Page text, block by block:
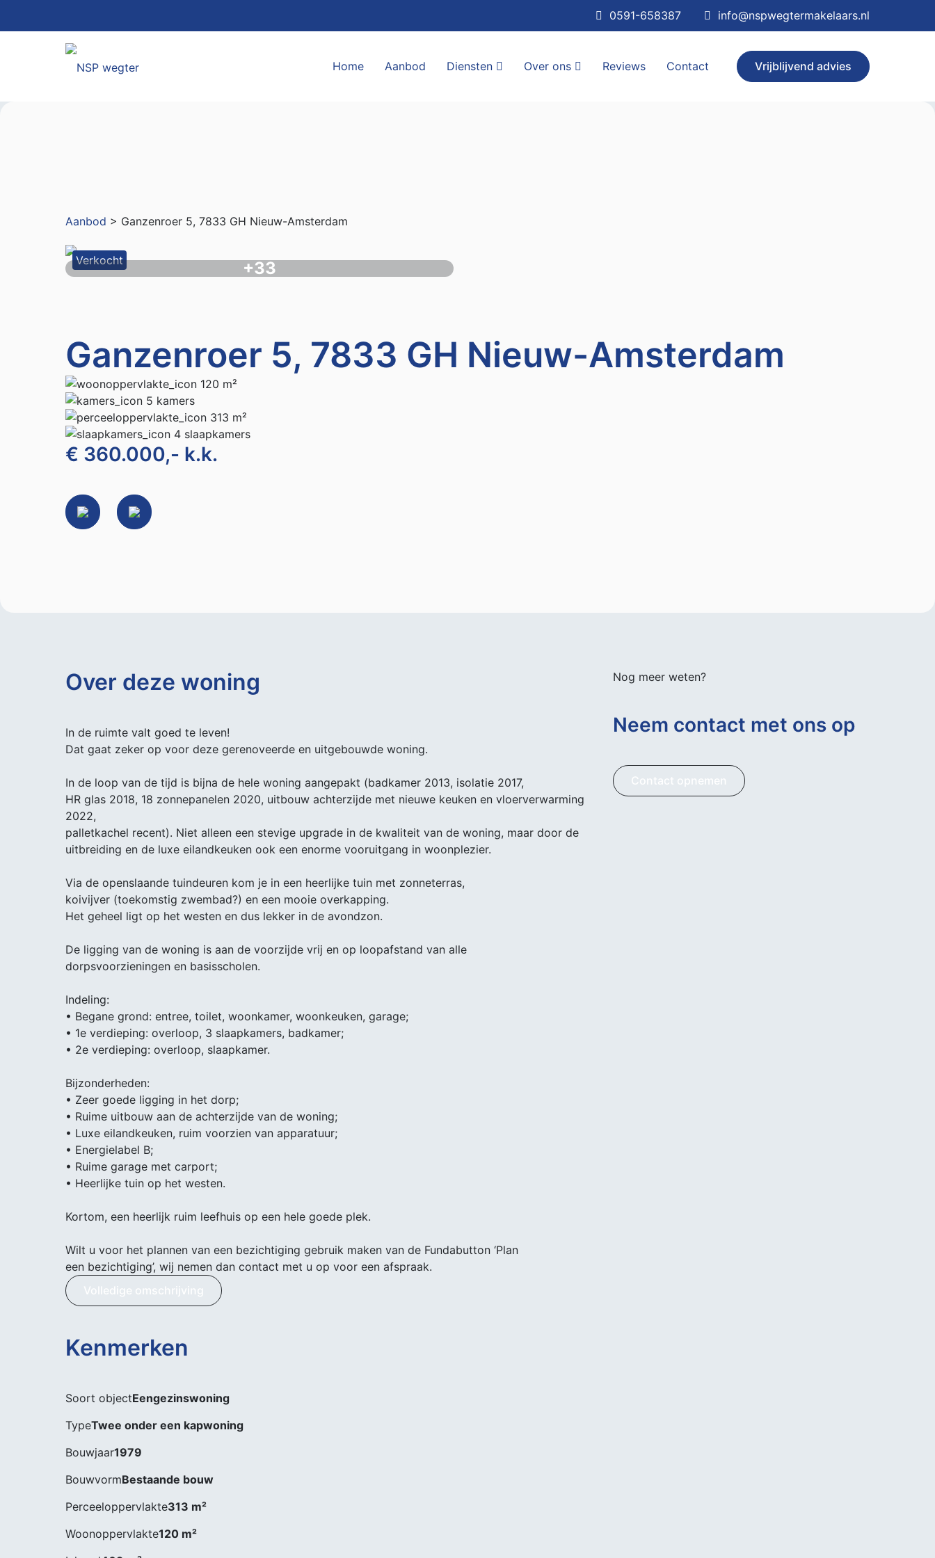
0591-658387 info@nspwegtermakelaars.nl
Home Aanbod Diensten Over ons Reviews Contact Vrijblijvend advies
Aanbod > Ganzenroer 5, 7833 GH Nieuw-Amsterdam
Verkocht +33
Ganzenroer 5, 7833 GH Nieuw-Amsterdam
120 m²
5 kamers
313 m²
4 slaapkamers
€ 360.000,- k.k.
Over deze woning
In de ruimte valt goed te leven!
Dat gaat zeker op voor deze gerenoveerde en uitgebouwde woning.
In de loop van de tijd is bijna de hele woning aangepakt (badkamer 2013, isolatie 2017,
HR glas 2018, 18 zonnepanelen 2020, uitbouw achterzijde met nieuwe keuken en vloerverwarming
2022,
palletkachel recent). Niet alleen een stevige upgrade in de kwaliteit van de woning, maar door de
uitbreiding en de luxe eilandkeuken ook een enorme vooruitgang in woonplezier.
Via de openslaande tuindeuren kom je in een heerlijke tuin met zonneterras,
koivijver (toekomstig zwembad?) en een mooie overkapping.
Het geheel ligt op het westen en dus lekker in de avondzon.
De ligging van de woning is aan de voorzijde vrij en op loopafstand van alle
dorpsvoorzieningen en basisscholen.
Indeling:
• Begane grond: entree, toilet, woonkamer, woonkeuken, garage;
• 1e verdieping: overloop, 3 slaapkamers, badkamer;
• 2e verdieping: overloop, slaapkamer.
Bijzonderheden:
• Zeer goede ligging in het dorp;
• Ruime uitbouw aan de achterzijde van de woning;
• Luxe eilandkeuken, ruim voorzien van apparatuur;
• Energielabel B;
• Ruime garage met carport;
• Heerlijke tuin op het westen.
Kortom, een heerlijk ruim leefhuis op een hele goede plek.
Wilt u voor het plannen van een bezichtiging gebruik maken van de Fundabutton ‘Plan
een bezichtiging’, wij nemen dan contact met u op voor een afspraak.
Volledige omschrijving
Kenmerken
Soort objectEengezinswoning
TypeTwee onder een kapwoning
Bouwjaar1979
BouwvormBestaande bouw
Perceeloppervlakte313 m²
Woonoppervlakte120 m²
Nog meer weten?
Neem contact met ons op
Contact opnemen